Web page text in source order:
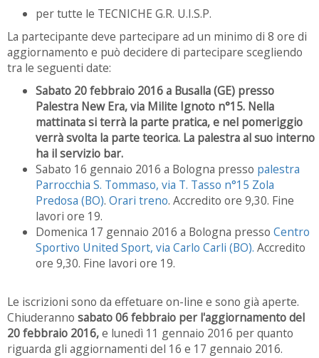
per tutte le TECNICHE G.R. U.I.S.P.
La partecipante deve partecipare ad un minimo di 8 ore di
aggiornamento e può decidere di partecipare scegliendo
tra le seguenti date:
Sabato 20 febbraio 2016 a Busalla (GE) presso
Palestra New Era, via Milite Ignoto n°15. Nella
mattinata si terrà la parte pratica, e nel pomeriggio
verrà svolta la parte teorica. La palestra al suo interno
ha il servizio bar.
Sabato 16 gennaio 2016 a Bologna presso palestra
Parrocchia S. Tommaso, via T. Tasso n°15 Zola
Predosa (BO). Orari treno. Accredito ore 9,30. Fine
lavori ore 19.
Domenica 17 gennaio 2016 a Bologna presso Centro
Sportivo United Sport, via Carlo Carli (BO). Accredito
ore 9,30. Fine lavori ore 19.
Le iscrizioni sono da effetuare on-line e sono già aperte.
Chiuderanno sabato 06 febbraio per l'aggiornamento del
20 febbraio 2016,e lunedì 11 gennaio 2016 per quanto
riguarda gli aggiornamenti del 16 e 17 gennaio 2016.